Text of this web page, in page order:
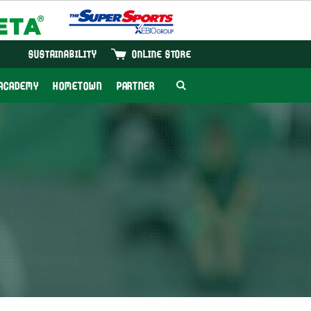
ONLINE STORE
SUSTAINABILITY
HOMETOWN PARTNER